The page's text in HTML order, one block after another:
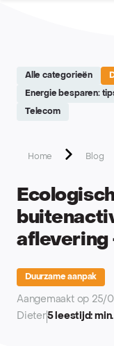
Alle categorieën
Energie besparen:
Telecom
Home Blog
aflevering
Duurzame aanpak
Aangemaakt op 25/
Dieter5 leestijd: min.